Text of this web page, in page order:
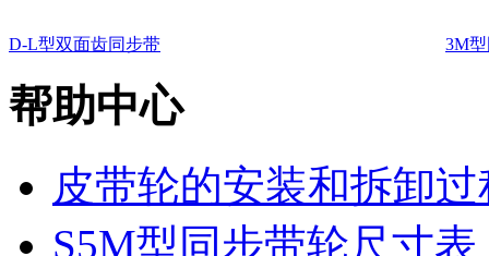
D-L型双面齿同步带 3M
帮助中心
皮带轮的安装和拆卸过
S5M型同步带轮尺寸表